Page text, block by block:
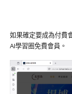
如果確定要成為付費
AI學習圈免費會員。